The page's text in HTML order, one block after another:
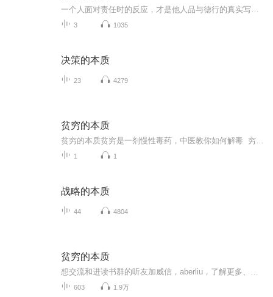
3 1035
决策的本质
23 4279
贫穷的本质
1 1
战略的本质
44 4804
贫穷的本质
603 1.9万